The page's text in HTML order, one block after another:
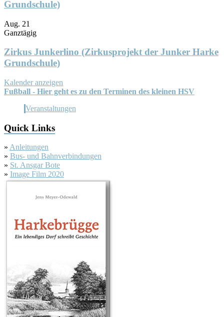
Grundschule)
Aug. 21
Ganztägig
Zirkus Junkerlino (Zirkusprojekt der Junker Harke
Grundschule)
Kalender anzeigen
Fußball - Hier geht es zu den Terminen des kleinen HSV
Veranstaltungen
Quick Links
» Anleitungen
» Bus- und Bahnverbindungen
» St. Ansgar Bote
» Image Film 2020